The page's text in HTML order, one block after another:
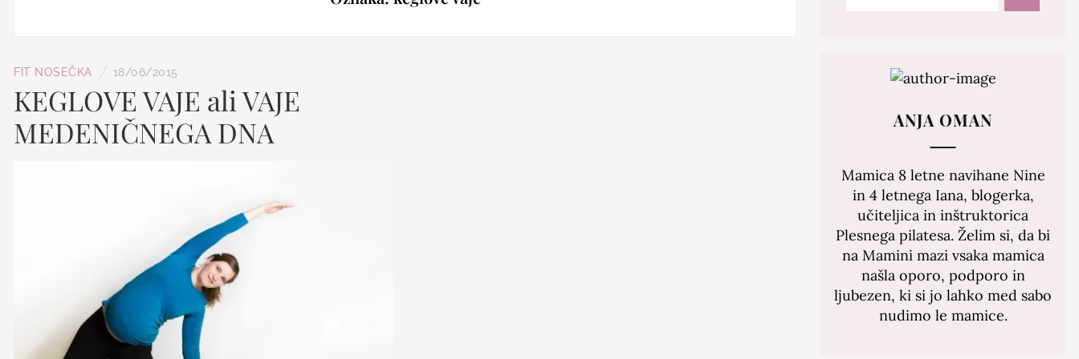
FIT NOSEČKA 18/06/2015
KEGLOVE VAJE ali VAJE
MEDENIČNEGA DNA
ANJA OMAN
Mamica 8 letne navihane Nine
in 4 letnega Iana, blogerka,
učiteljica in inštruktorica
Plesnega pilatesa. Želim si, da bi
na Mamini mazi vsaka mamica
našla oporo, podporo in
ljubezen, ki si jo lahko med sabo
nudimo le mamice.